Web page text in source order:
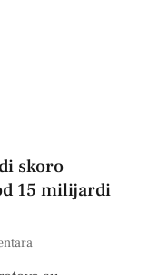
skoro
15 milijardi